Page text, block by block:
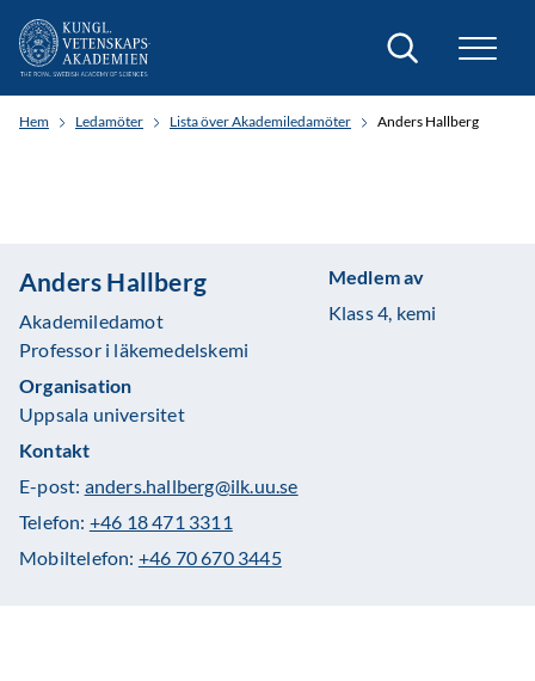
Sök
Hem Ledamöter Lista över Akademiledamöter Anders Hallberg
Anders Hallberg
Akademiledamot
Professor i läkemedelskemi
Organisation
Uppsala universitet
Medlem av
Klass 4, kemi
Kontakt
E-post: anders.hallberg@ilk.uu.se
Telefon: +46 18 471 3311
Mobiltelefon: +46 70 670 3445